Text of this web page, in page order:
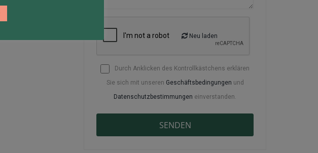
Neu laden
Durch Anklicken des Kontrollkästchens erklären
Sie sich mit unseren Geschäftsbedingungen und
Datenschutzbestimmungen einverstanden.